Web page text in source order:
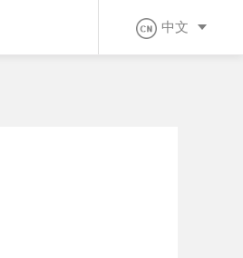
中文